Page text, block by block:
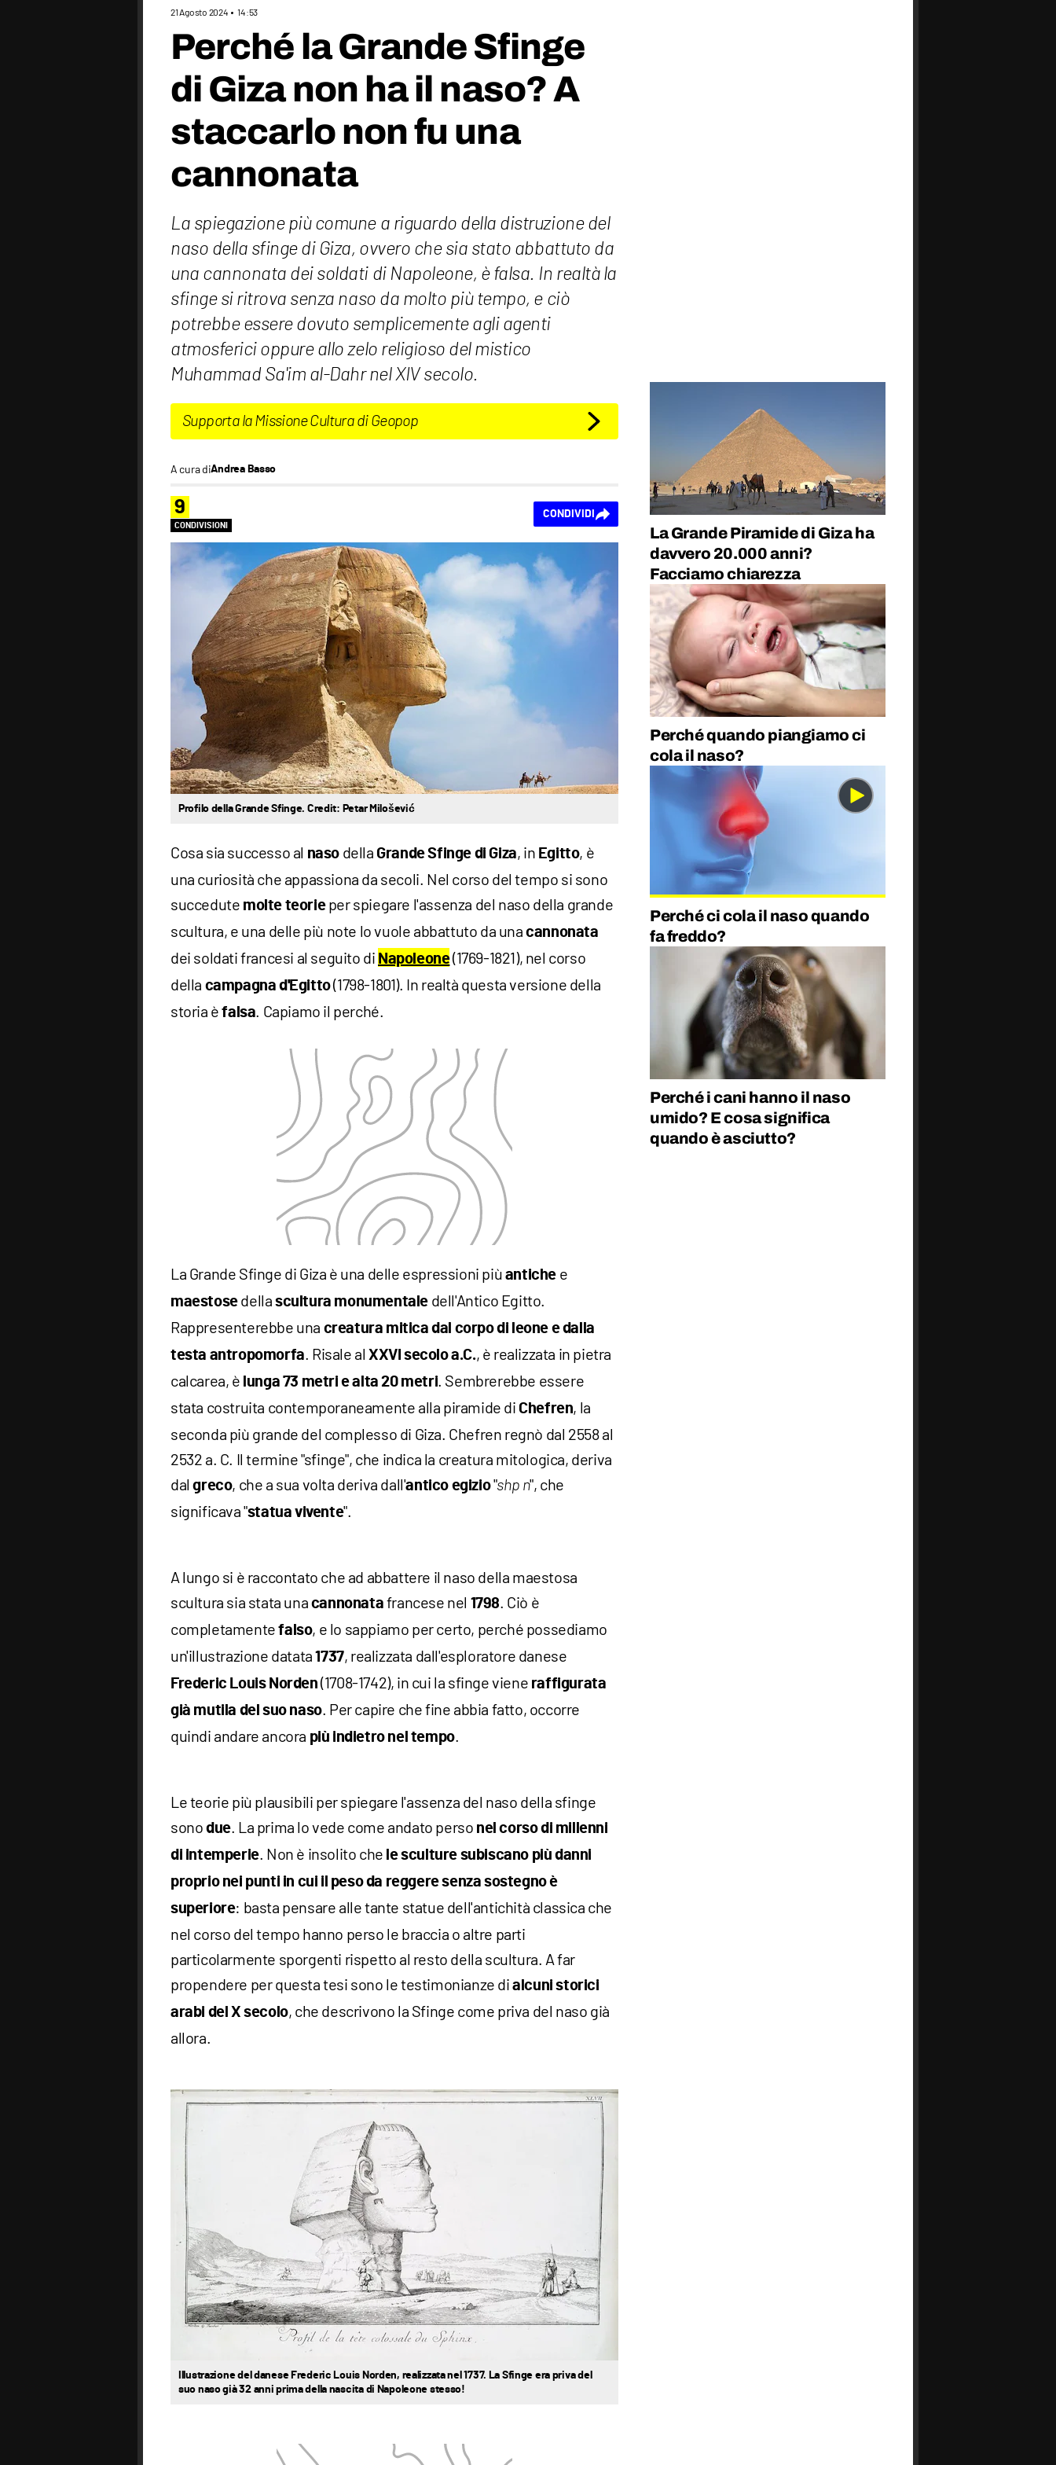
21 Agosto 2024 14:53
Perché la Grande Sfinge
di Giza non ha il naso? A
staccarlo non fu una
cannonata
La spiegazione più comune a riguardo della distruzione del
naso della sfinge di Giza, ovvero che sia stato abbattuto da
una cannonata dei soldati di Napoleone, è falsa. In realtà la
sfinge si ritrova senza naso da molto più tempo, e ciò
potrebbe essere dovuto semplicemente agli agenti
atmosferici oppure allo zelo religioso del mistico
Muhammad Sa'im al-Dahr nel XIV secolo.
Supporta la Missione Cultura di Geopop
A cura diAndrea Basso
9
CONDIVISIONI
CONDIVIDI
Profilo della Grande Sfinge. Credit: Petar Milošević
Cosa sia successo al naso della Grande Sfinge di Giza, in Egitto, è
una curiosità che appassiona da secoli. Nel corso del tempo si sono
succedute molte teorieper spiegare l'assenza del naso della grande
scultura, e una delle più note lo vuole abbattuto da unacannonata
dei soldati francesi al seguito di Napoleone(1769-1821), nel corso
della campagna d'Egitto(1798-1801). In realtà questa versione della
storia èfalsa. Capiamo il perché.
La Grande Sfinge di Giza è una delle espressioni più antiche e
maestosedella scultura monumentale dell'Antico Egitto.
Rappresenterebbe una creatura mitica dal corpo di leone e dalla
testa antropomorfa. Risale alXXVI secolo a.C., è realizzata in pietra
calcarea, è lunga 73 metri e alta 20 metri. Sembrerebbe essere
stata costruita contemporaneamente alla piramide di Chefren, la
seconda più grande del complesso di Giza. Chefren regnò dal 2558 al
2532 a. C. Il termine "sfinge", che indica la creatura mitologica, deriva
dalgreco, che a sua volta deriva dall'antico egizio"shp n", che
significava "statua vivente".
A lungo si è raccontato che ad abbattere il naso della maestosa
scultura sia stata una cannonata francese nel 1798. Ciò è
completamentefalso, e lo sappiamo per certo, perché possediamo
un'illustrazione datata1737, realizzata dall'esploratore danese
Frederic Louis Norden (1708-1742), in cui la sfinge viene raffigurata
già mutila del suo naso. Per capire che fine abbia fatto, occorre
quindi andare ancora più indietro nel tempo.
Le teorie più plausibili per spiegare l'assenza del naso della sfinge
sono due. La prima lo vede come andato perso nel corso di millenni
di intemperie. Non è insolito che le sculture subiscano più danni
proprio nei punti in cui il peso da reggere senza sostegno è
superiore: basta pensare alle tante statue dell'antichità classica che
nel corso del tempo hanno perso le braccia o altre parti
particolarmente sporgenti rispetto al resto della scultura. A far
propendere per questa tesi sono le testimonianze dialcuni storici
arabi del X secolo, che descrivono la Sfinge come priva del naso già
allora.
Illustrazione del danese Frederic Louis Norden, realizzata nel 1737. La Sfinge era priva del
suo naso già 32 anni prima della nascita di Napoleone stesso!
La Grande Piramide di Giza ha
davvero 20.000 anni?
Facciamo chiarezza
Perché quando piangiamo ci
cola il naso?
Perché ci cola il naso quando
fa freddo?
Perché i cani hanno il naso
umido? E cosa significa
quando è asciutto?